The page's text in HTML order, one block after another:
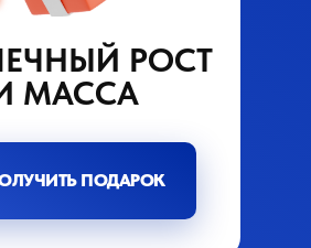
РОСТ
МАССА
ПОДАРОК